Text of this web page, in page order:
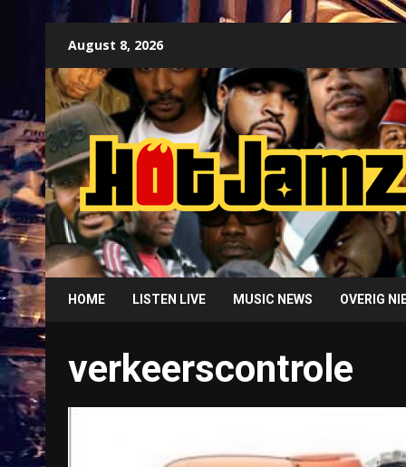
content
August 8, 2026
HOME LISTEN LIVE MUSIC NEWS OVERIG
verkeerscontrole